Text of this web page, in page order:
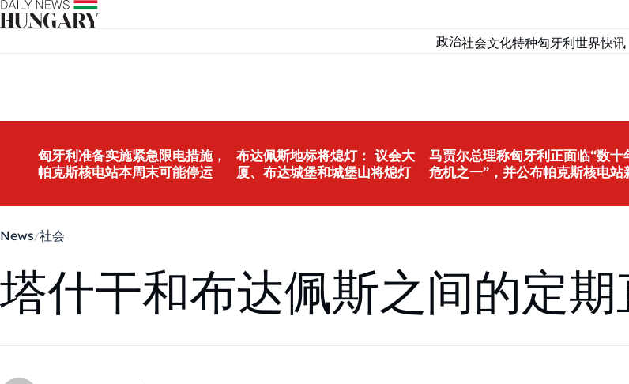
Skip to content
政治社会文化特种匈牙利世界快讯
匈牙利准备实施紧急限电措施，
帕克斯核电站本周末可能停运
布达佩斯地标将熄灯： 议会大
厦、布达城堡和城堡山将熄灯
马贾尔总理称匈牙利正面临“数
危机之一”，并公布帕克斯核电站
News 社会
塔什干和布达佩斯之间的定